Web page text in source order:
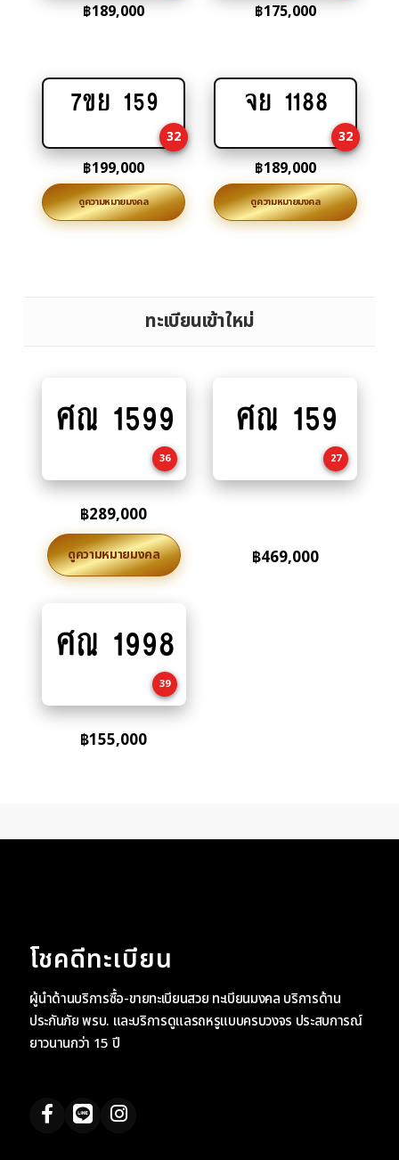
฿189,000 ฿175,000
Add
cart
7ขย 159
32
฿199,000
ดูความหมายมงคล
Add
cart
จย 1188
32
฿189,000
ดูความหมายมงคล
ทะเบียนเข้าใหม่
to
ศณ 1599
36
฿289,000
ดูความหมายมงคล
to
ศณ 159
27
฿469,000
to
ศณ 1998
39
฿155,000
โชคดีทะเบียน
ผู้นำด้านบริการซื้อ-ขายทะเบียนสวย ทะเบียนมงคล บริการด้าน
ประกันภัย พรบ. และบริการดูแลรถหรูแบบครบวงจร ประสบการณ์
ยาวนานกว่า 15 ปี